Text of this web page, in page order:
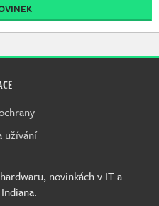
užívání
novinkách v IT a